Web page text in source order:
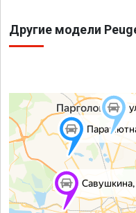
Другие модели